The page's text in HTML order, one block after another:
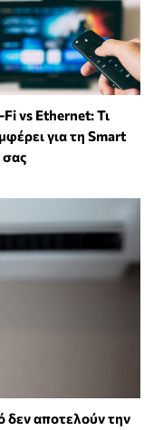
vs Ethernet: Τι
για τη Smart
δεν αποτελούν την